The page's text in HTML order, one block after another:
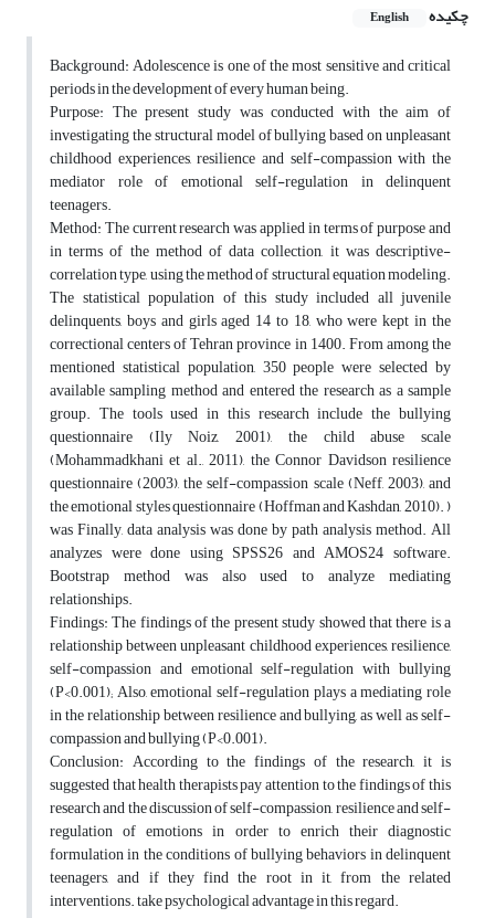
چکیده
English
Background: Adolescence is one of the most sensitive and critical
periods in the development of every human being.
Purpose: The present study was conducted with the aim of
investigating the structural model of bullying based on unpleasant
childhood experiences, resilience and self-compassion with the
mediator role of emotional self-regulation in delinquent
teenagers.
Method: The current research was applied in terms of purpose and
in terms of the method of data collection, it was descriptive-
correlation type, using the method of structural equation modeling.
The statistical population of this study included all juvenile
delinquents, boys and girls aged 14 to 18, who were kept in the
correctional centers of Tehran province in 1400. From among the
mentioned statistical population, 350 people were selected by
available sampling method and entered the research as a sample
group. The tools used in this research include the bullying
questionnaire (Ily Noiz, 2001), the child abuse scale
(Mohammadkhani et al., 2011), the Connor Davidson resilience
questionnaire (2003), the self-compassion scale (Neff, 2003), and
the emotional styles questionnaire (Hoffman and Kashdan, 2010). )
was Finally, data analysis was done by path analysis method. All
analyzes were done using SPSS26 and AMOS24 software.
Bootstrap method was also used to analyze mediating
relationships.
Findings: The findings of the present study showed that there is a
relationship between unpleasant childhood experiences, resilience,
self-compassion and emotional self-regulation with bullying
(P<0.001); Also, emotional self-regulation plays a mediating role
in the relationship between resilience and bullying, as well as self-
compassion and bullying (P<0.001).
Conclusion: According to the findings of the research, it is
suggested that health therapists pay attention to the findings of this
research and the discussion of self-compassion, resilience and self-
regulation of emotions in order to enrich their diagnostic
formulation in the conditions of bullying behaviors in delinquent
teenagers, and if they find the root in it, from the related
interventions. take psychological advantage in this regard.